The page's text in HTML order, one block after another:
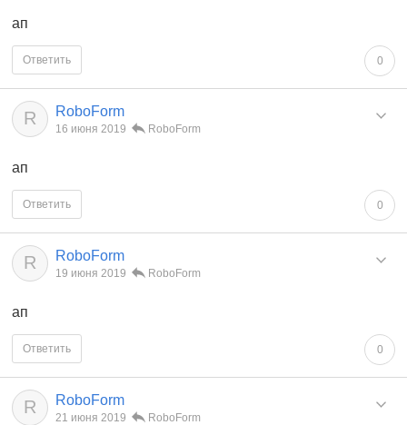
ап
0
Ответить
R RoboForm
16 июня 2019 RoboForm
ап
0
Ответить
R RoboForm
19 июня 2019 RoboForm
ап
0
Ответить
R RoboForm
21 июня 2019 RoboForm